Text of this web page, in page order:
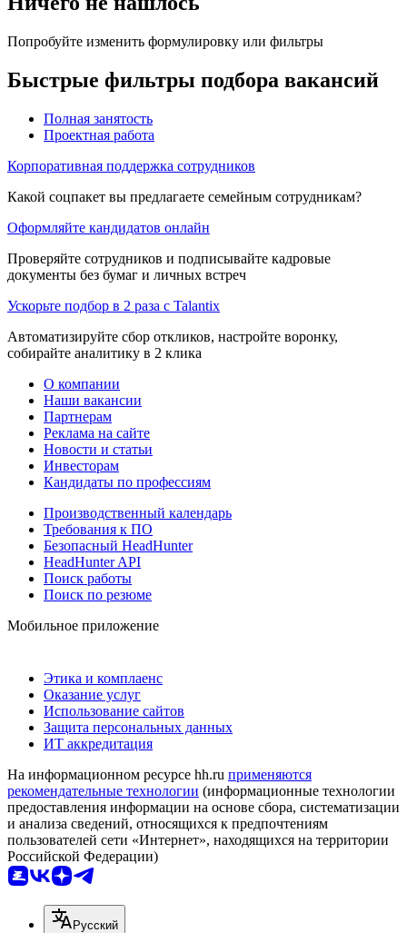
Попробуйте изменить формулировку или фильтры
Быстрые фильтры подбора вакансий
Полная занятость
Проектная работа
Корпоративная поддержка сотрудников
Какой соцпакет вы предлагаете семейным сотрудникам?
Оформляйте кандидатов онлайн
Проверяйте сотрудников и подписывайте кадровые
документы без бумаг и личных встреч
Ускорьте подбор в 2 раза с Talantix
Автоматизируйте сбор откликов, настройте воронку,
собирайте аналитику в 2 клика
О компании
Наши вакансии
Партнерам
Реклама на сайте
Новости и статьи
Инвесторам
Кандидаты по профессиям
Производственный календарь
Требования к ПО
Безопасный HeadHunter
HeadHunter API
Поиск работы
Поиск по резюме
Мобильное приложение
Этика и комплаенс
Оказание услуг
Использование сайтов
Защита персональных данных
ИТ аккредитация
На информационном ресурсе hh.ru применяются
рекомендательные технологии (информационные технологии
предоставления информации на основе сбора, систематизации
и анализа сведений, относящихся к предпочтениям
пользователей сети «Интернет», находящихся на территории
Российской Федерации)
Русский